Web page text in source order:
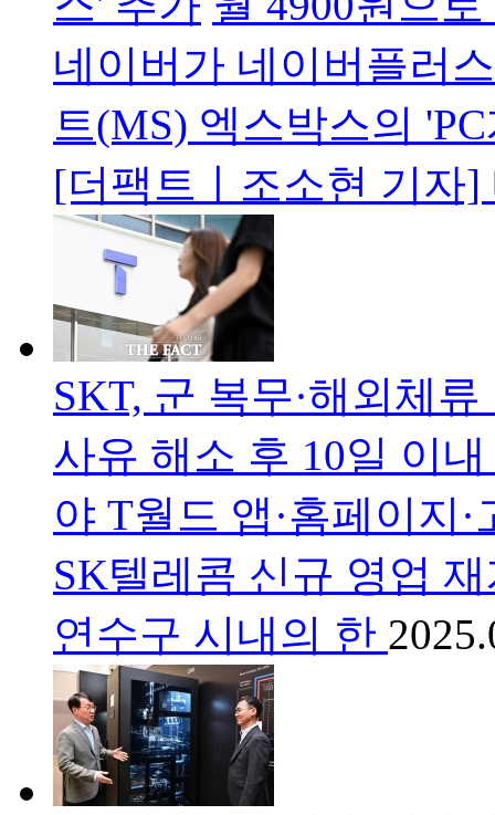
네이버가 네이버플러
트(MS) 엑스박스의
[더팩트ㅣ조소현 기자]
SKT, 군 복무·해외체
사유 해소 후 10일 이
야 T월드 앱·홈페이지
SK텔레콤 신규 영업
연수구 시내의 한